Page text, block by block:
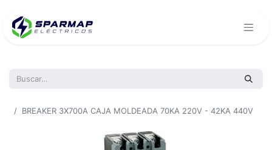
BREAKER 3X700A CAJA MOLDEADA 70KA 220V - 42KA 440V